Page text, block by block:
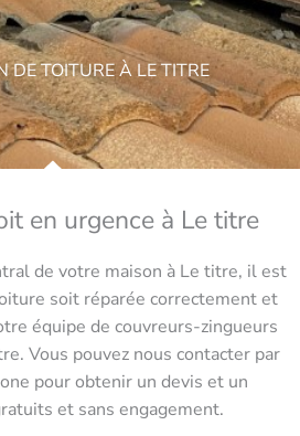
DE TOITURE À LE TITRE
en urgence à Le titre
de votre maison à Le titre, il est
soit réparée correctement et
équipe de couvreurs-zingueurs
Vous pouvez nous contacter par
pour obtenir un devis et un
et sans engagement.